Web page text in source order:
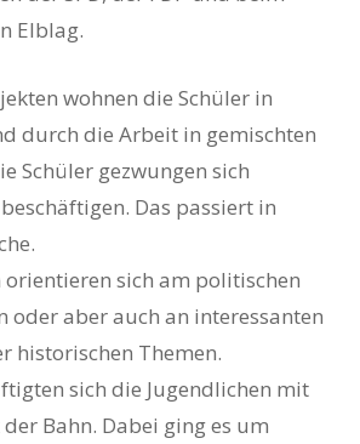
Elblag.
wohnen die Schüler in
durch die Arbeit in gemischten
Schüler gezwungen sich
Das passiert in
orientieren sich am politischen
oder aber auch an interessanten
historischen Themen.
sich die Jugendlichen mit
Bahn. Dabei ging es um